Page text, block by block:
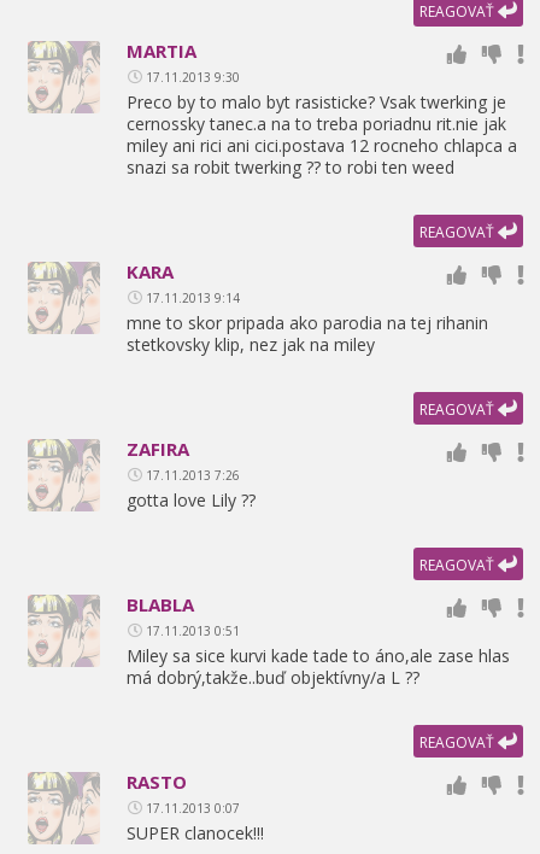
REAGOVAŤ
MARTIA
17.11.2013 9:30
Preco by to malo byt rasisticke? Vsak twerking je
cernossky tanec.a na to treba poriadnu rit.nie jak
miley ani rici ani cici.postava 12 rocneho chlapca a
snazi sa robit twerking ?? to robi ten weed
REAGOVAŤ
KARA
17.11.2013 9:14
mne to skor pripada ako parodia na tej rihanin
stetkovsky klip, nez jak na miley
REAGOVAŤ
ZAFIRA
17.11.2013 7:26
gotta love Lily ??
REAGOVAŤ
BLABLA
17.11.2013 0:51
Miley sa sice kurvi kade tade to áno,ale zase hlas
má dobrý,takže..buď objektívny/a L ??
REAGOVAŤ
RASTO
17.11.2013 0:07
SUPER clanocek!!!